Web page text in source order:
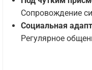
Сопровождение
Социальная
Регулярное